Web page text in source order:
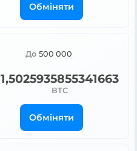
Обміняти
До 500 000
1,5025935855341663
BTC
Обміняти